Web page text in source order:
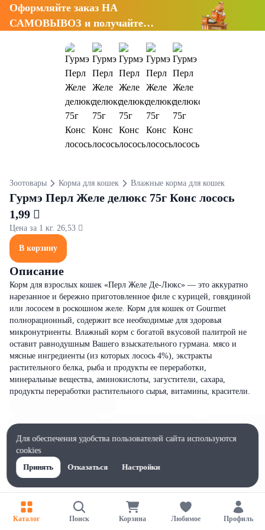
Оформляйте заказ НА
САМОВЫВОЗ и получайте
Зоотовары Корма для кошек Влажные корма для кошек
Гурмэ Перл Желе делюкс 75г Конс лосось
1,99 
Цена за 1 кг. 26,53 
В корзину
Описание
Корм для взрослых кошек «Перл Желе Де-Люкс» — это аккуратно
нарезанное и бережно приготовленное филе с курицей, говядиной
или лососем в роскошном желе. Корм для кошек от Gourmet
полнорационный, содержит все необходимые для здоровья
микронутриенты. Влажный корм с богатой вкусовой палитрой не
оставит равнодушным Вашего взыскательного гурмана. мясо и
мясные ингредиенты (из которых лосось 4%), экстракты
растительного белка, рыба и продукты ее переработки,
минеральные вещества, аминокислоты, загустители, сахара,
продукты переработки растительного сырья, витамины, красители.
Каталог Поиск Корзина Любимое Профиль
Для обеспечения удобства пользователей сайта используются
cookies
Принять
Отказаться Настройки